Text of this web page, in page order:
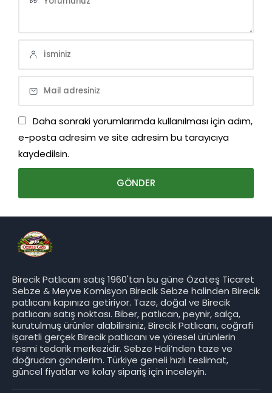
Daha sonraki yorumlarımda kullanılması için adım,
e-posta adresim ve site adresim bu tarayıcıya
kaydedilsin.
Birecik Patlıcanı satış 1960'tan bu güne Özateş Ticaret
Sebze & Meyve Komisyon Birecik Sebze halinden Birecik
patlıcanı kapınıza getiriyor. Taze, doğal ve Birecik
patlıcanı satış noktası. Biber, patlıcan, peynir, salça,
kurutulmuş ürünler alabilirsiniz, Birecik Patlıcanı, coğrafi
işaretli gerçek Birecik patlıcanı ve yöresel ürünlerin
resmi tedarik merkezidir. Sebze Hali’nden taze ve
doğrudan gönderim. Türkiye geneli hızlı teslimat,
güncel fiyatlar ve kolay sipariş için inceleyin.